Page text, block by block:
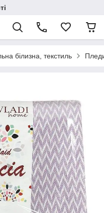
білизна, текстиль